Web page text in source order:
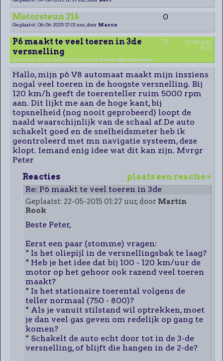
Motorsteun 216 0
Geplaatst: 06-06-2015 17:01 uur, door Marco
P6 maakt te veel toeren in 3de
versnelling
2
23-05-2015
13:36
Geplaatst: 27-04-2015 22:21 uur, door Peter Machielsen
Hallo, mijn p6 V8 automaat maakt mijn insziens
nogal veel toeren in de hoogste versnelling. Bij
120 km/h geeft de toerenteller ruim 5000 rpm
aan. Dit lijkt me aan de hoge kant, bij
topsnelheid (nog nooit geprobeerd) loopt de
naald waarschijnlijk van de schaal af.De auto
schakelt goed en de snelheidsmeter heb ik
geontroleerd met mn navigatie systeem, deze
klopt. Iemand enig idee wat dit kan zijn. Mvrgr
Peter
plaats een reactie »
Reacties
Re: P6 maakt te veel toeren in 3de
versnelling
Geplaatst: 22-05-2015 01:27 uur, door Martin
Rook
Beste Peter,
Eerst een paar (stomme) vragen:
* Is het oliepijl in de versnellingsbak te laag?
* Heb je het idee dat bij 100 - 120 km/uur de
motor op het gehoor ook razend veel toeren
maakt?
* Is het stationaire toerental volgens de
teller normaal (750 - 800)?
* Als je vanuit stilstand wil optrekken, moet
je dan veel gas geven om redelijk op gang te
komen?
* Schakelt de auto echt door tot in de 3-de
versnelling, of blijft die hangen in de 2-de?